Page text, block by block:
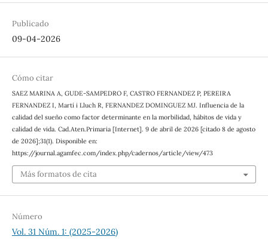
Publicado
09-04-2026
Cómo citar
SAEZ MARINA A, GUDE-SAMPEDRO F, CASTRO FERNANDEZ P, PEREIRA
FERNANDEZ I, Martí i Lluch R, FERNANDEZ DOMINGUEZ MJ. Influencia de la
calidad del sueño como factor determinante en la morbilidad, hábitos de vida y
calidad de vida. Cad.Aten.Primaria [Internet]. 9 de abril de 2026 [citado 8 de agosto
de 2026];31(1). Disponible en:
https://journal.agamfec.com/index.php/cadernos/article/view/473
Más formatos de cita
Número
Vol. 31 Núm. 1: (2025-2026)